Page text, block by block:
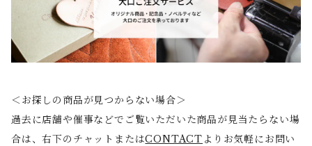
＜お探しの商品が見つからない場合＞
過去に店舗や催事などでご覧いただいた商品が見当たらない場
合は、右下のチャットまたはCONTACT よりお気軽にお問い